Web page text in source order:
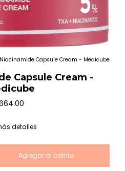
Niacinamide Capsule Cream - Medicube
Capsule Cream -
detalles